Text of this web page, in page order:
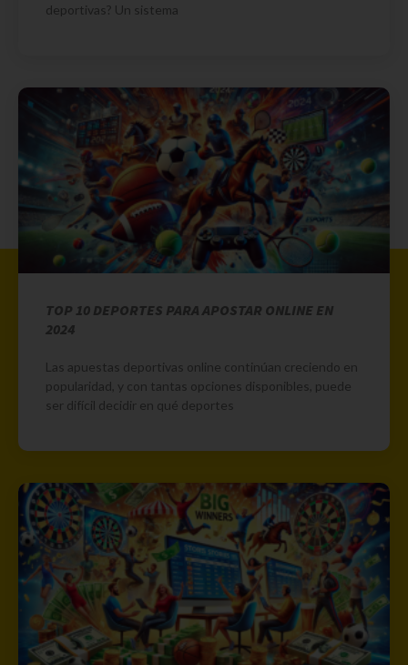
deportivas? Un sistema
TOP 10 DEPORTES PARA APOSTAR ONLINE EN
2024
Las apuestas deportivas online continúan creciendo en
popularidad, y con tantas opciones disponibles, puede
ser difícil decidir en qué deportes